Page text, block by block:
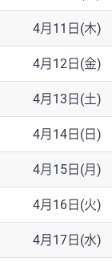
4月11日(木)
4月12日(金)
4月13日(土)
4月14日(日)
4月15日(月)
4月16日(火)
4月17日(水)